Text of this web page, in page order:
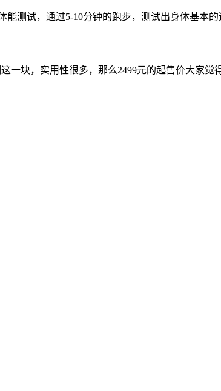
能测试，通过5-10分钟的跑步，测试出身体基本的
一块，实用性很多，那么2499元的起售价大家觉